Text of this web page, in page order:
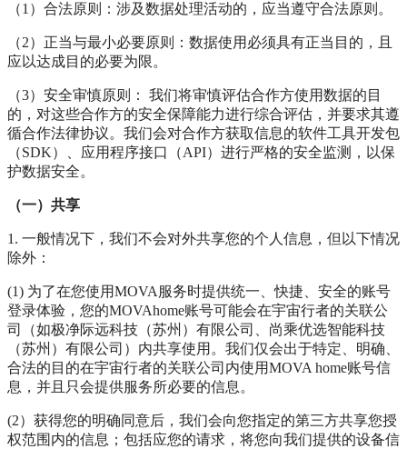
（1）合法原则：涉及数据处理活动的，应当遵守合法原则。
（2）正当与最小必要原则：数据使用必须具有正当目的，且
应以达成目的必要为限。
（3）安全审慎原则： 我们将审慎评估合作方使用数据的目
的，对这些合作方的安全保障能力进行综合评估，并要求其遵
循合作法律协议。我们会对合作方获取信息的软件工具开发包
（SDK）、应用程序接口（API）进行严格的安全监测，以保
护数据安全。
（一）共享
1. 一般情况下，我们不会对外共享您的个人信息，但以下情况
除外：
(1) 为了在您使用MOVA服务时提供统一、快捷、安全的账号
登录体验，您的MOVAhome账号可能会在宇宙行者的关联公
司（如极净际远科技（苏州）有限公司、尚乘优选智能科技
（苏州）有限公司）内共享使用。我们仅会出于特定、明确、
合法的目的在宇宙行者的关联公司内使用MOVA home账号信
息，并且只会提供服务所必要的信息。
(2）获得您的明确同意后，我们会向您指定的第三方共享您授
权范围内的信息；包括应您的请求，将您向我们提供的设备信